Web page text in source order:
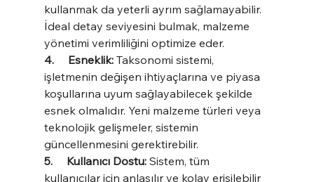
kullanmak da yeterli ayrım sağlamayabilir.
İdeal detay seviyesini bulmak, malzeme
yönetimi verimliliğini optimize eder.
4.     Esneklik: Taksonomi sistemi,
işletmenin değişen ihtiyaçlarına ve piyasa
koşullarına uyum sağlayabilecek şekilde
esnek olmalıdır. Yeni malzeme türleri veya
teknolojik gelişmeler, sistemin
güncellenmesini gerektirebilir.
5.     Kullanıcı Dostu: Sistem, tüm
kullanıcılar için anlaşılır ve kolay erişilebilir